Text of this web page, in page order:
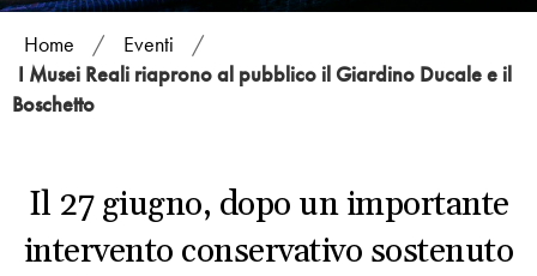
Home / Eventi
/
I Musei Reali riaprono al pubblico il Giardino Ducale e il
Boschetto
Il 27 giugno, dopo un importante
intervento conservativo sostenuto